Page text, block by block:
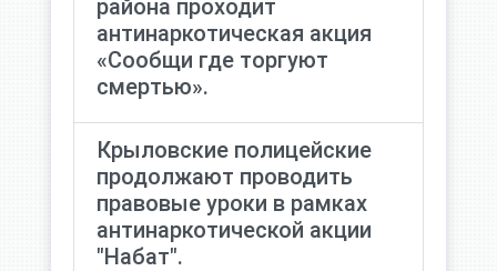
района проходит
антинаркотическая акция
«Сообщи где торгуют
смертью».
Крыловские полицейские
продолжают проводить
правовые уроки в рамках
антинаркотической акции
"Набат".